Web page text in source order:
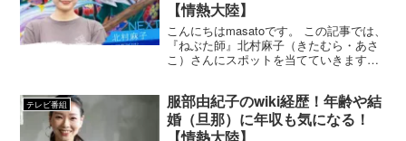
【情熱大陸】
こんにちはmasatoです。 この記事では、
『ねぶた師』北村麻子（きたむら・あさ
こ）さんにスポットを当てていきます。
り』。 ねぶた祭の主役とも言えるのが、
巨大な紙と灯...
テレビ番組
服部由紀子のwiki経歴！年齢や結
婚（旦那）に年収も気になる！